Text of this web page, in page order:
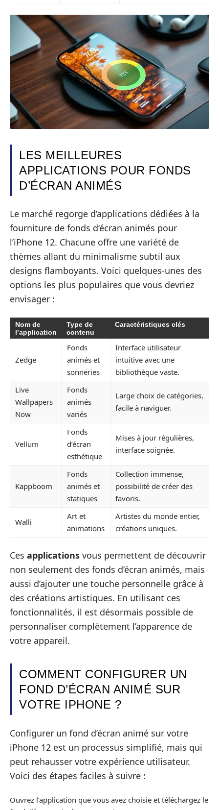
LES MEILLEURES
APPLICATIONS POUR FONDS
D’ÉCRAN ANIMÉS
Le marché regorge d’applications dédiées à la
fourniture de fonds d’écran animés pour
l’iPhone 12. Chacune offre une variété de
thèmes allant du minimalisme subtil aux
designs flamboyants. Voici quelques-unes des
options les plus populaires que vous devriez
envisager :
Nom de
l’application
Type de
contenu
Caractéristiques clés
Zedge
Fonds
animés et
sonneries
Interface utilisateur
intuitive avec une
bibliothèque vaste.
Live
Wallpapers
Now
Fonds
animés
variés
Large choix de catégories,
facile à naviguer.
Vellum
Fonds
d’écran
esthétique
Mises à jour régulières,
interface soignée.
Kappboom
Fonds
animés et
statiques
Collection immense,
possibilité de créer des
favoris.
Walli
Art et
animations
Artistes du monde entier,
créations uniques.
Ces applications vous permettent de découvrir
non seulement des fonds d’écran animés, mais
aussi d’ajouter une touche personnelle grâce à
des créations artistiques. En utilisant ces
fonctionnalités, il est désormais possible de
personnaliser complètement l’apparence de
votre appareil.
COMMENT CONFIGURER UN
FOND D’ÉCRAN ANIMÉ SUR
VOTRE IPHONE ?
Configurer un fond d’écran animé sur votre
iPhone 12 est un processus simplifié, mais qui
peut rehausser votre expérience utilisateur.
Voici des étapes faciles à suivre :
Ouvrez l’application que vous avez choisie et téléchargez le